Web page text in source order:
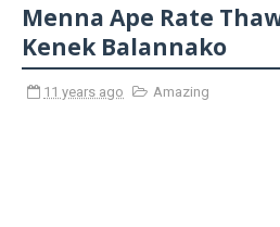
Menna Ape Rate
Kenek Balannako
11 years ago Amazing